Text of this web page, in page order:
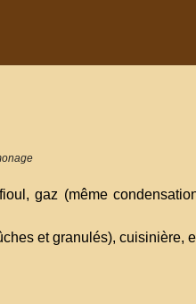
gaz (même
et granulés), cuisinière,